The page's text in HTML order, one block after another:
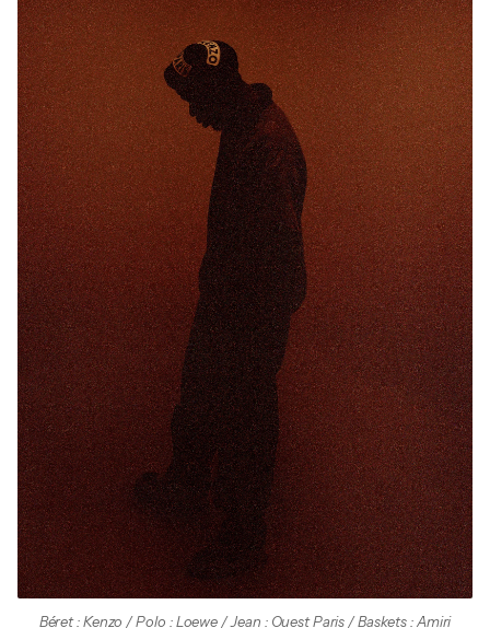
Béret : Kenzo / Polo : Loewe / Jean : Ouest Paris / Baskets : Amiri